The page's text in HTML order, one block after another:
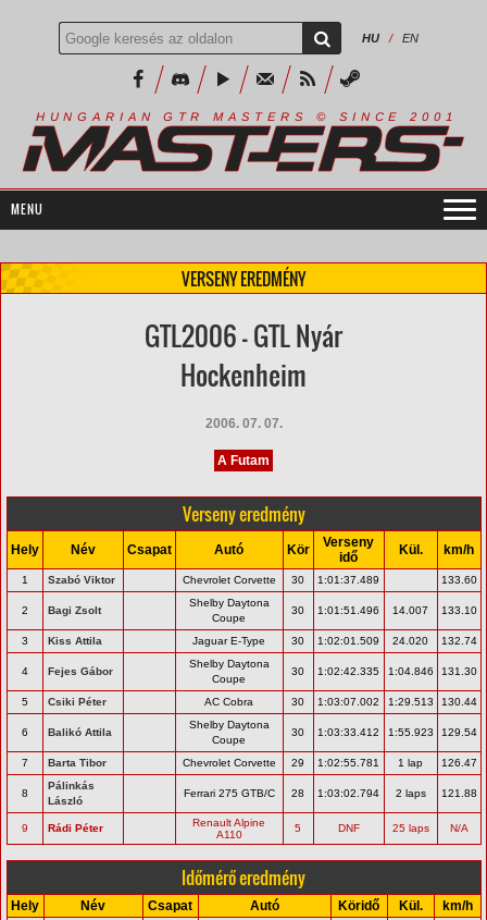
HU / EN
H U N G A R I A N G T R M A S T E R S © S I N C E 2 0 0 1
VERSENY EREDMÉNY
GTL2006 - GTL Nyár
Hockenheim
2006. 07. 07.
A Futam
Verseny eredmény
Hely Név Csapat Autó Kör
Verseny
idő
Kül. km/h
1 Szabó Viktor Chevrolet Corvette 30 1:01:37.489 133.60
2 Bagi Zsolt
Shelby Daytona
Coupe
30 1:01:51.496 14.007 133.10
3 Kiss Attila Jaguar E-Type 30 1:02:01.509 24.020 132.74
4 Fejes Gábor
Shelby Daytona
Coupe
30 1:02:42.335 1:04.846 131.30
5 Csiki Péter AC Cobra 30 1:03:07.002 1:29.513 130.44
6 Balikó Attila
Shelby Daytona
Coupe
30 1:03:33.412 1:55.923 129.54
7 Barta Tibor Chevrolet Corvette 29 1:02:55.781 1 lap 126.47
8
Pálinkás
László
Ferrari 275 GTB/C 28 1:03:02.794 2 laps 121.88
9 Rádi Péter
Renault Alpine
A110
5 DNF 25 laps N/A
Időmérő eredmény
Hely Név Csapat Autó Köridő Kül. km/h